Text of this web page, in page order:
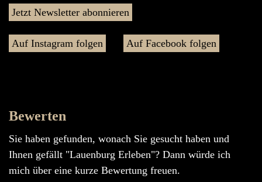
Jetzt Newsletter abonnieren
Auf Instagram folgen Auf Facebook folgen
Bewerten
Sie haben gefunden, wonach Sie gesucht haben und
Ihnen gefällt "Lauenburg Erleben"? Dann würde ich
mich über eine kurze Bewertung freuen.